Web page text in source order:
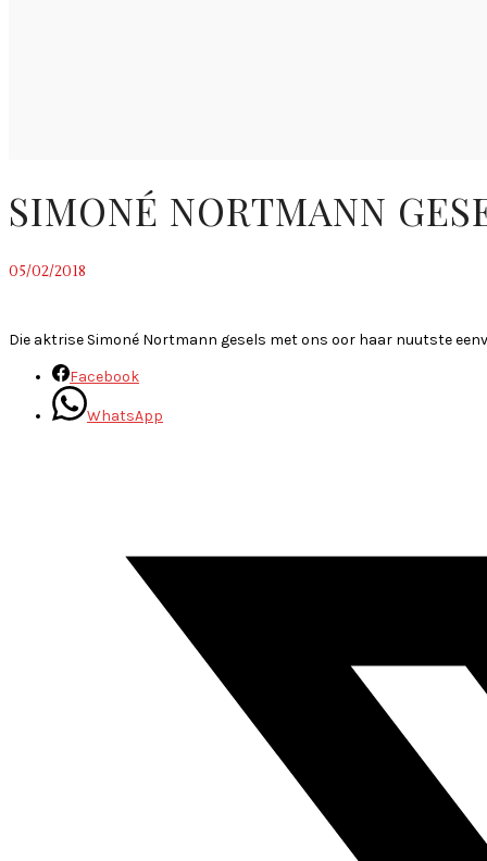
SIMONÉ NORTMANN
05/02/2018
Die aktrise Simoné Nortmann gesels met ons oor haar nuutste
Facebook
WhatsApp